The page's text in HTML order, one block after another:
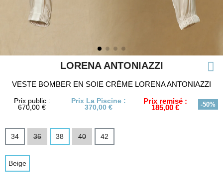
LORENA ANTONIAZZI
VESTE BOMBER EN SOIE CRÈME LORENA ANTONIAZZI
Prix public :
670,00 €
Prix La Piscine :
370,00 €
Prix remisé :
185,00 € -50%
34 36 38 40 42
Beige